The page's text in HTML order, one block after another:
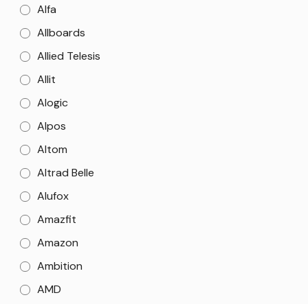
Alfa
Allboards
Allied Telesis
Allit
Alogic
Alpos
Altom
Altrad Belle
Alufox
Amazfit
Amazon
Ambition
AMD